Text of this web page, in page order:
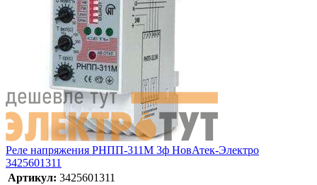
Реле напряжения РНПП-311М 3ф НовАтек-Электро
3425601311
Артикул: 3425601311